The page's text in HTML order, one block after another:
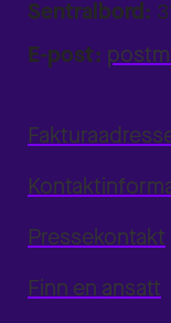
Sentralbord:
E-post:
Pressekontakt
Finn en ansatt